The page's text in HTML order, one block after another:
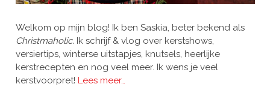
Welkom op mijn blog! Ik ben Saskia, beter bekend als
Christmaholic. Ik schrijf & vlog over kerstshows,
versiertips, winterse uitstapjes, knutsels, heerlijke
kerstrecepten en nog veel meer. Ik wens je veel
kerstvoorpret! Lees meer…